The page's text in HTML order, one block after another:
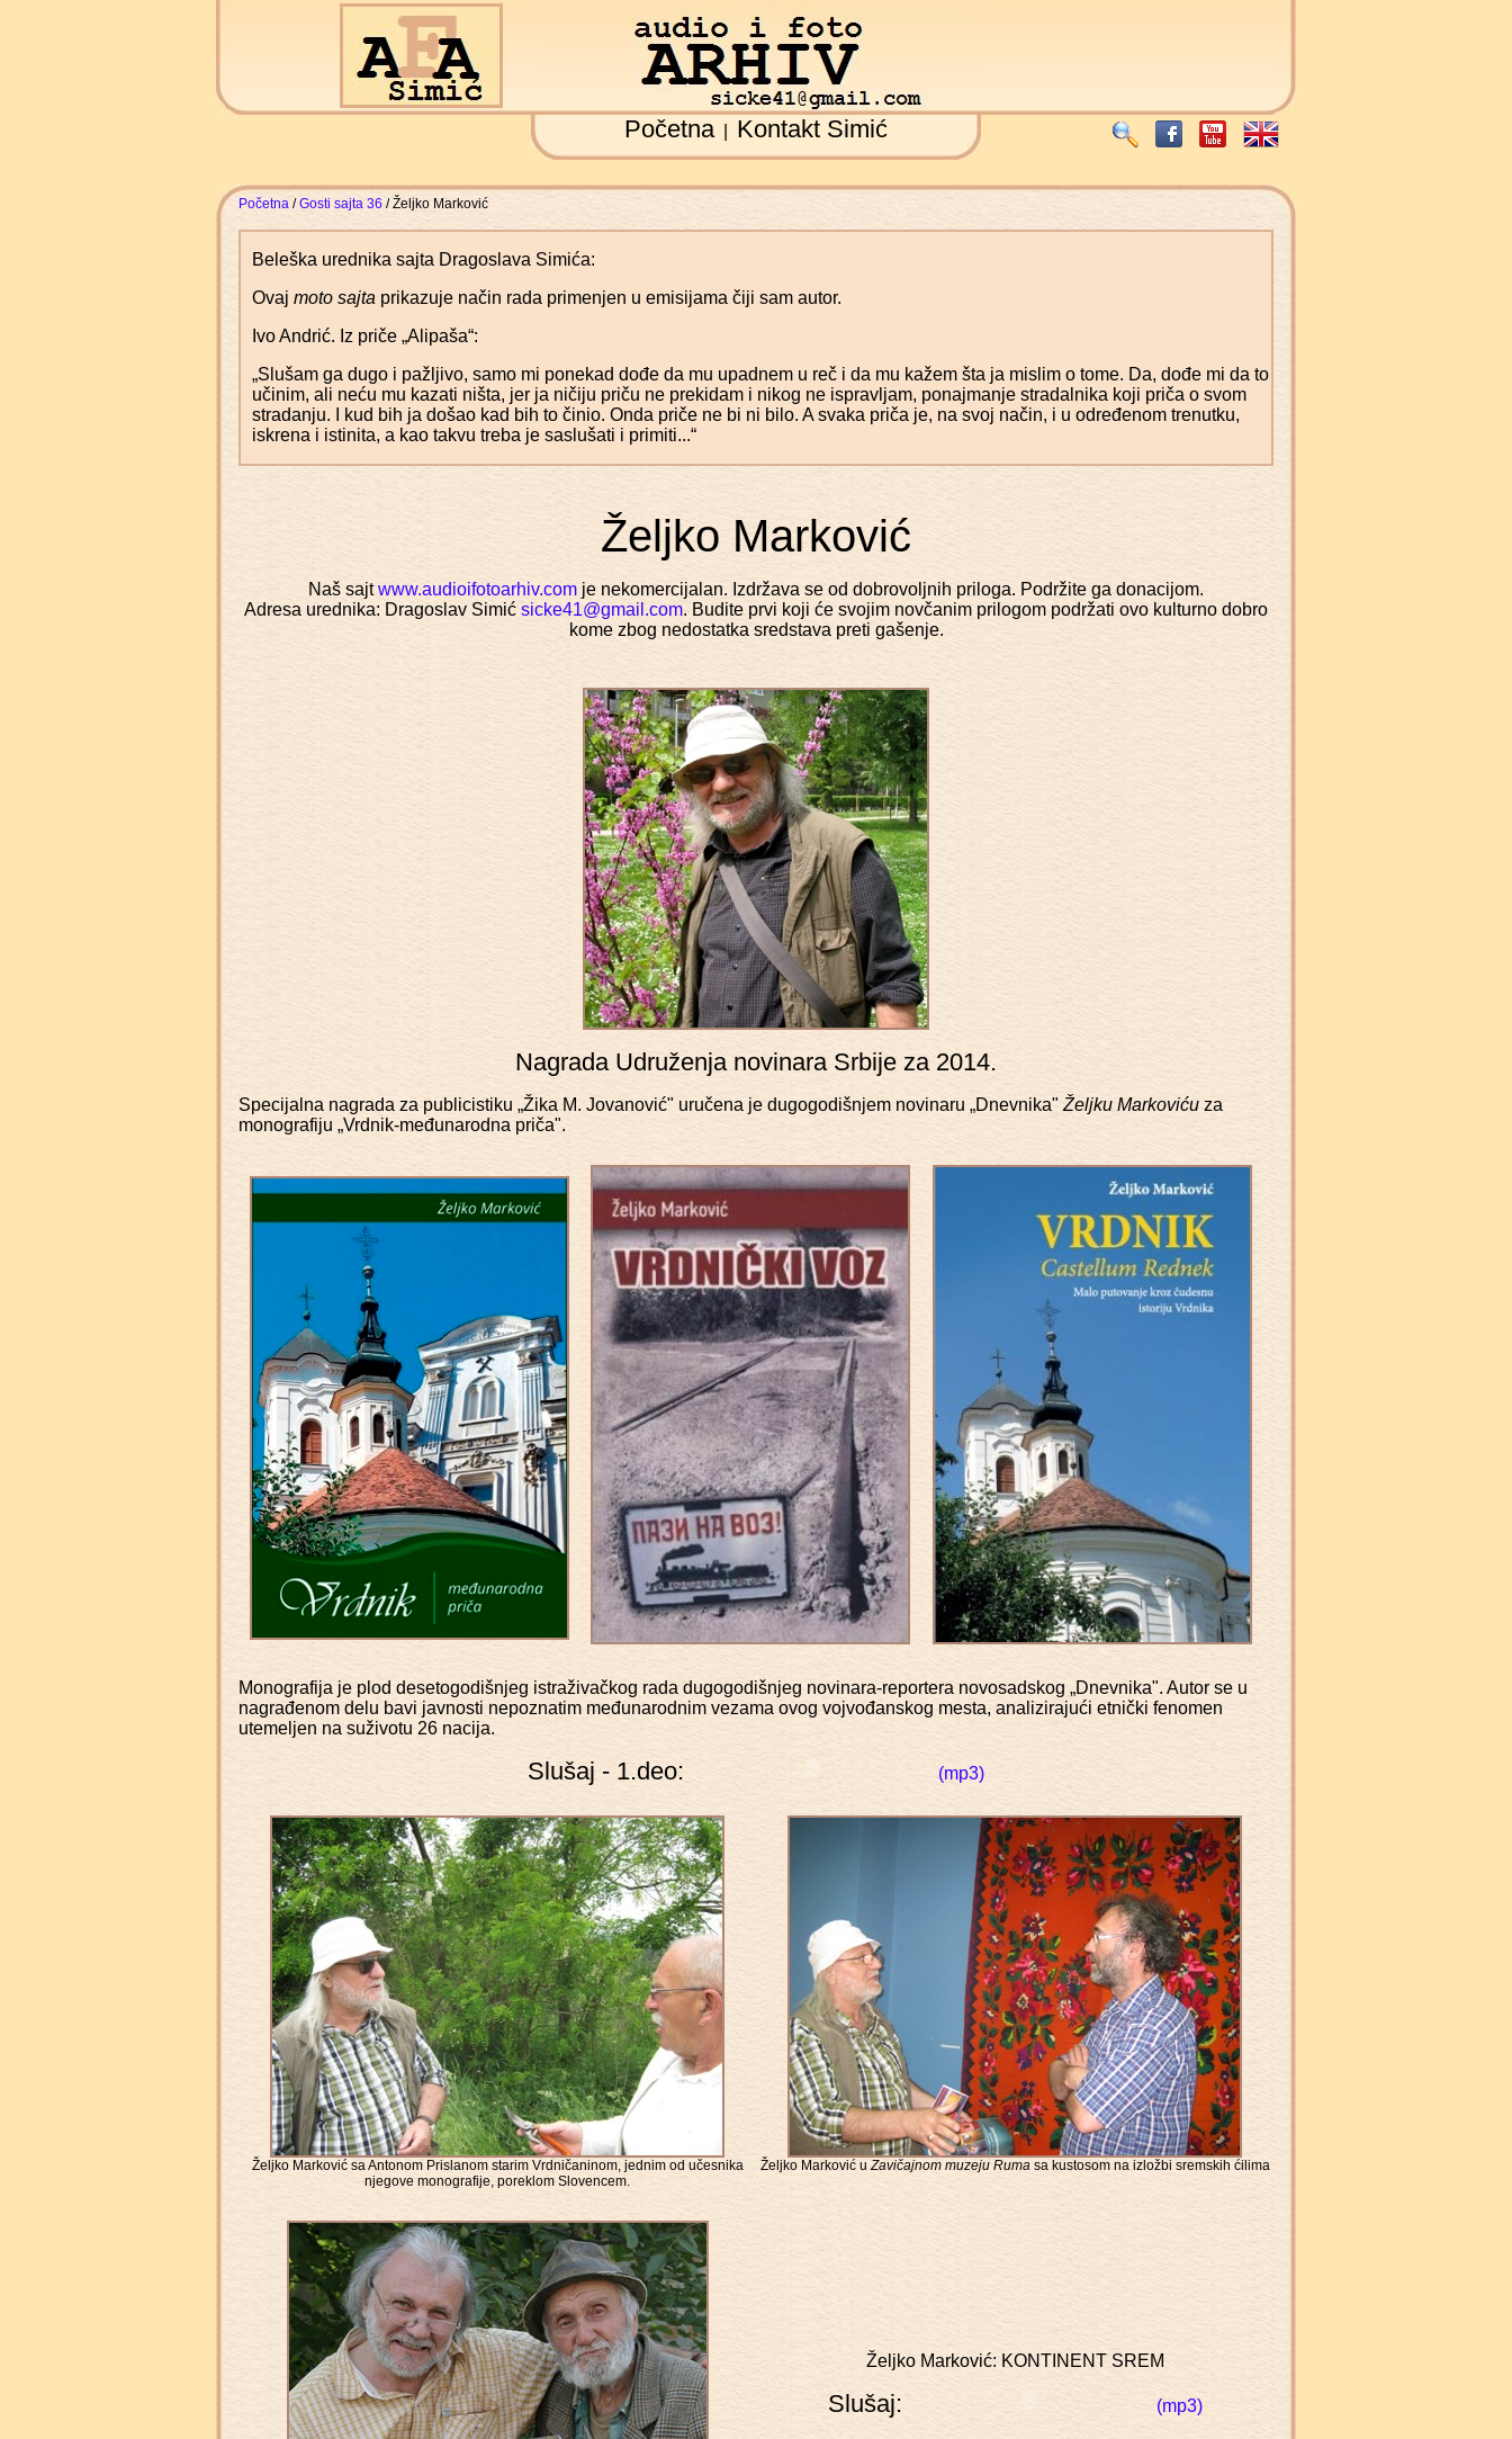
Početna Kontakt Simić
Početna /Gosti sajta 36 / Željko Marković
Beleška urednika sajta Dragoslava Simića:
Ovaj moto sajta prikazuje način rada primenjen u emisijama čiji sam autor.
Ivo Andrić. Iz priče „Alipaša“:
„Slušam ga dugo i pažljivo, samo mi ponekad dođe da mu upadnem u reč i da mu kažem šta ja mislim o tome. Da, dođe mi da to
učinim, ali neću mu kazati ništa, jer ja ničiju priču ne prekidam i nikog ne ispravljam, ponajmanje stradalnika koji priča o svom
stradanju. I kud bih ja došao kad bih to činio. Onda priče ne bi ni bilo. A svaka priča je, na svoj način, i u određenom trenutku,
iskrena i istinita, a kao takvu treba je saslušati i primiti...“
Željko Marković
Naš sajtwww.audioifotoarhiv.com je nekomercijalan. Izdržava se od dobrovoljnih priloga. Podržite ga donacijom.
Adresa urednika: Dragoslav Simić sicke41@gmail.com. Budite prvi koji će svojim novčanim prilogom podržati ovo kulturno dobro
kome zbog nedostatka sredstava preti gašenje.
Nagrada Udruženja novinara Srbije za 2014.
Specijalna nagrada za publicistiku „Žika M. Jovanović" uručena je dugogodišnjem novinaru „Dnevnika" Željku Markoviću za
monografiju „Vrdnik-međunarodna priča".
Monografija je plod desetogodišnjeg istraživačkog rada dugogodišnjeg novinara-reportera novosadskog „Dnevnika". Autor se u
nagrađenom delu bavi javnosti nepoznatim međunarodnim vezama ovog vojvođanskog mesta, analizirajući etnički fenomen
utemeljen na suživotu 26 nacija.
Slušaj - 1.deo: (mp3)
Željko Marković sa Antonom Prislanom starim Vrdničaninom, jednim od učesnika
njegove monografije, poreklom Slovencem.
Željko Marković uZavičajnom muzeju Rumasa kustosom na izložbi sremskih ćilima
Željko Marković: KONTINENT SREM
Slušaj: (mp3)